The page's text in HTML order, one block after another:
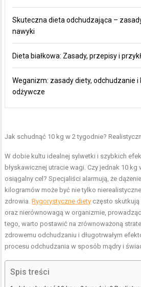
Skuteczna dieta odchudzająca –
nawyki
Dieta białkowa: Zasady, przepisy i
Weganizm: zasady diety, odchudzanie i
odżywcze
Jak schudnąć 10 kg w 2 tygodnie?
W dobie kultu idealnej sylwetki i szybkich
błyskawicznej utracie wagi. Czy jednak 10
osiągalny cel? Specjaliści alarmują, że
kilogramów może być nie tylko
zdrowia.Rygorystyczne diety często skutkują
oraz nierównowagą w organizmie,
tego, warto postawić na zrównoważoną
zdrowemu odchudzaniu i długotrwałym
procesu odchudzania w sposób mądry i
Spis treści